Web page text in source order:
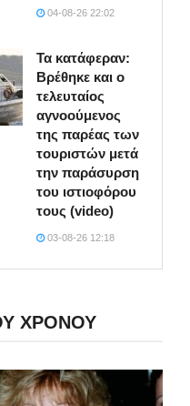
04-08-26 22:02
Τα κατάφεραν:
Βρέθηκε και ο
τελευταίος
αγνοούμενος
της παρέας των
τουριστών μετά
την παράσυρση
του ιστιοφόρου
τους (video)
03-08-26 12:18
ΧΡΟΝΟΥ